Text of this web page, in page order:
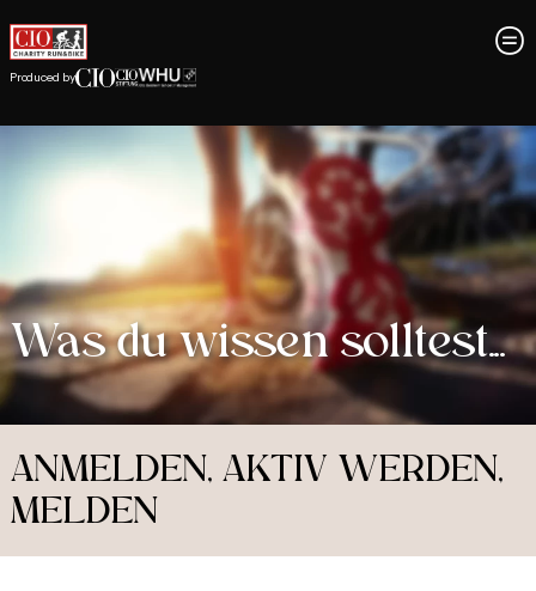
Produced by
Was du wissen solltest...
ANMELDEN, AKTIV WERDEN,
MELDEN